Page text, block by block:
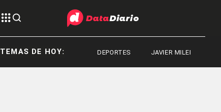
TEMAS DE HOY: DEPORTES JAVIER MILEI